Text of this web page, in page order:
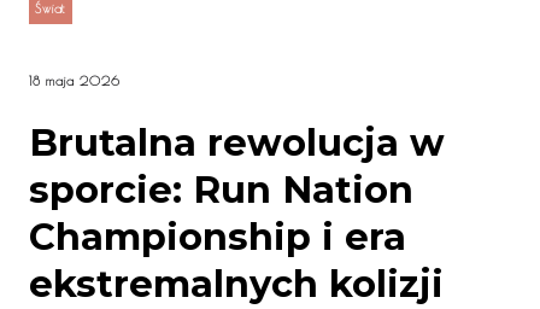
Świat
18 maja 2026
Brutalna rewolucja w
sporcie: Run Nation
Championship i era
ekstremalnych kolizji